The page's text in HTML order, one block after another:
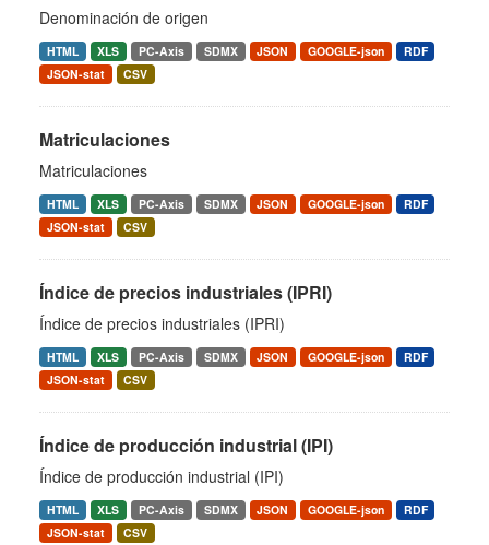
Denominación de origen
HTML XLS PC-Axis SDMX JSON GOOGLE-json
RDF
JSON-stat
CSV
Matriculaciones
Matriculaciones
HTML XLS PC-Axis SDMX JSON GOOGLE-json
RDF
JSON-stat
CSV
Índice de precios industriales (IPRI)
Índice de precios industriales (IPRI)
HTML XLS PC-Axis SDMX JSON GOOGLE-json
RDF
JSON-stat
CSV
Índice de producción industrial (IPI)
Índice de producción industrial (IPI)
HTML XLS PC-Axis SDMX JSON GOOGLE-json
RDF
JSON-stat
CSV